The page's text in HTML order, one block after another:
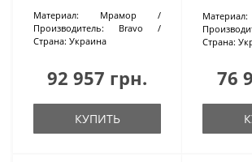
Материал:
Мрамор
Производитель:
Bravo
Страна: Украина
92 957 грн.
КУПИТЬ
Материал:
Страна:
76